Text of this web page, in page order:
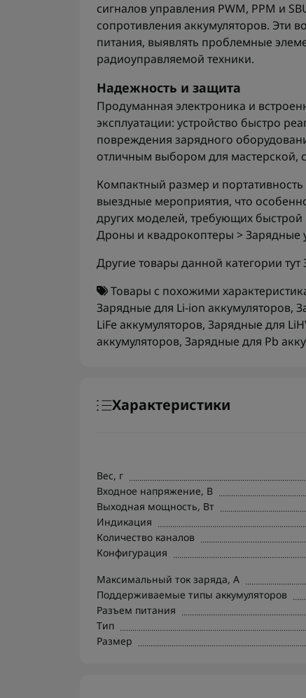
сигналов управления PWM, PPM и
сопротивления аккумуляторов. Эти
питания, выявлять проблемные
радиоуправляемой техники.
Надежность и защита
Продуманная электроника и
эксплуатации: устройство быстро
повреждения зарядного
отличным выбором для мастерской,
Компактный размер и
выездные мероприятия, что
других моделей, требующих
Дроны и квадрокоптеры > Зарядные
Другие товары данной категории тут
Товары с похожими
Зарядные для Li-ion аккумуляторов,
LiFe аккумуляторов, Зарядные для
аккумуляторов, Зарядные для Pb
Характеристики
Вес, г
Входное напряжение, В
Выходная мощность, Вт
Индикация
Количество каналов
Конфигурация
Максимальный ток заряда, A
Поддерживаемые типы аккумуляторов
Разъем питания
Тип
Размер